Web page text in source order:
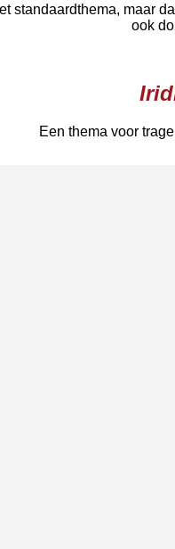
standaardthema, maar
ook
Een thema voor